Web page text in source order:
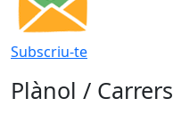
Subscriu-te
Plànol / Carrers